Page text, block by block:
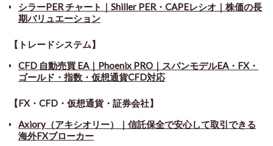
シラーPER チャート ｜ Shiller PER・CAPEレシオ｜株価の長
期バリュエーション
【トレードシステム】
CFD 自動売買 EA｜Phoenix PRO｜スパンモデルEA・FX・
ゴールド・指数・仮想通貨CFD対応
【FX・CFD・仮想通貨・証券会社】
Axiory（アキシオリー）｜信託保全で安心して取引できる
海外FXブローカー